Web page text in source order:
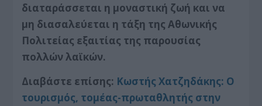
διαταράσσεται η μοναστική ζωή και να
μη διασαλεύεται η τάξη της Αθωνικής
Πολιτείας εξαιτίας της παρουσίας
πολλών λαϊκών.
Διαβάστε επίσης: Κωστής Χατζηδάκης: Ο
τουρισμός, τομέας-πρωταθλητής στην